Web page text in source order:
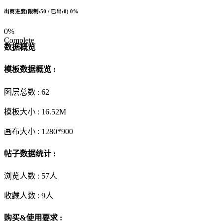
出商进度(限制:50 / 已出:0) 0%
0%
Complete
数据概览
模板数据概览 :
图层总数 : 62
模板大小 : 16.52M
画布大小 : 1280*900
帖子数据统计 :
浏览人数 : 57人
收藏人数 : 9人
购买&使用要求 :